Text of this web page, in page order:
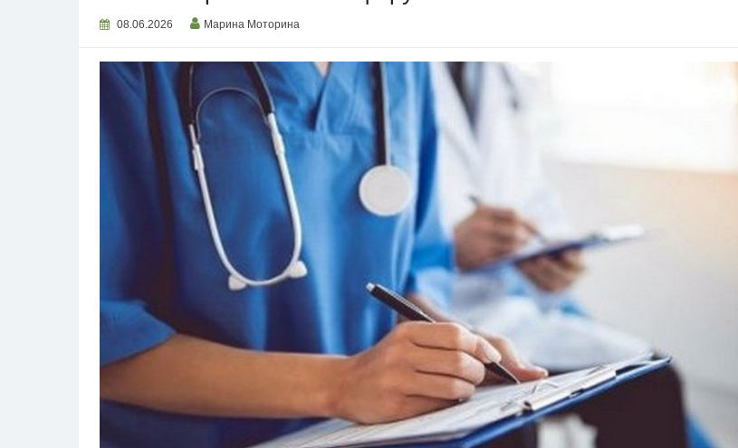
08.06.2026 Марина Моторина